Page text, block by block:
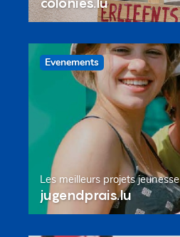
Evenements
Les meilleurs projets jeunesse
jugendprais.lu